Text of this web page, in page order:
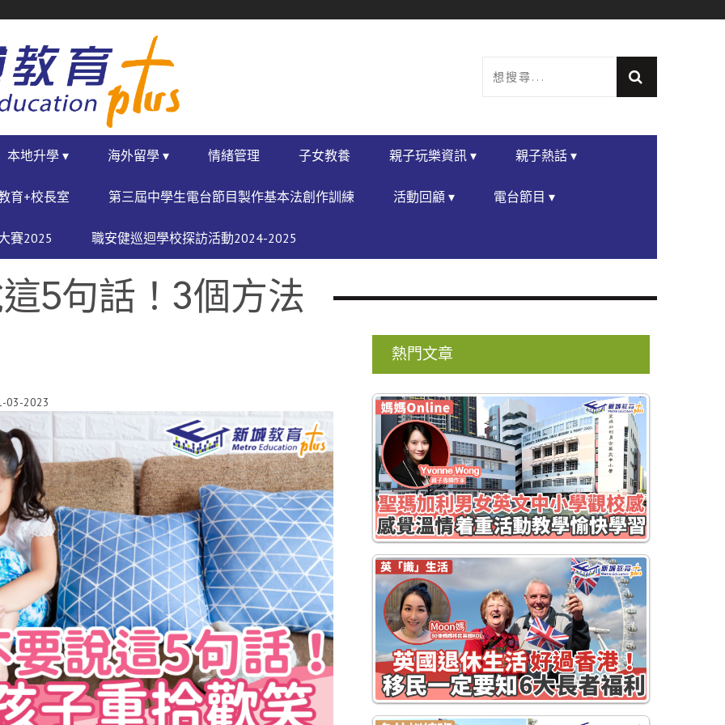
本地升學 ▾ 海外留學 ▾ 情緒管理 子女教養 親子玩樂資訊 ▾ 親子熱話 ▾
育+校長室 第三屆中學生電台節目製作基本法創作訓練 活動回顧 ▾ 電台節目 ▾
賽2025 職安健巡迴學校探訪活動2024-2025
5句話！3個方法
03-2023
熱門文章